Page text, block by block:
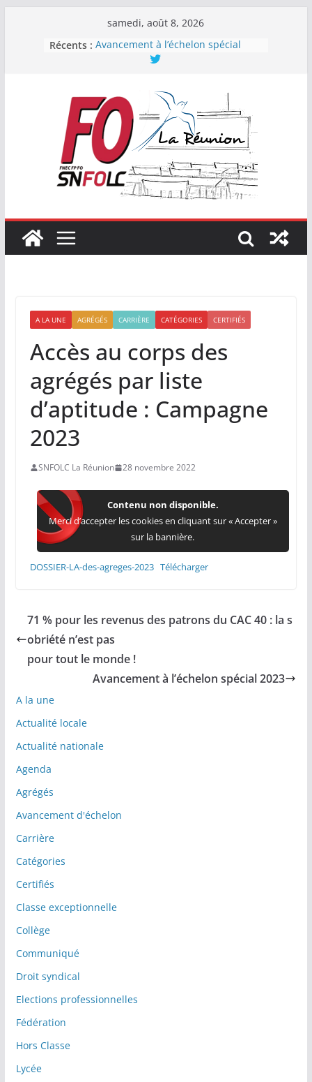
samedi, août 8, 2026
Récents : Avancement à l’échelon spécial
organisation syndicale de la
Fonction publique de l’État
En CAPN des professeurs, CPE et
PsyEN, la FNEC FP-FO se renforce !
Élections professionnelles 2022 :
FO encore en progression !
A LA UNE AGRÉGÉS CARRIÈRE CATÉGORIES CERTIFIÉS
Accès au corps des
agrégés par liste
d’aptitude : Campagne
2023
SNFOLC La Réunion 28 novembre 2022
Contenu non disponible.
Merci d’accepter les cookies en cliquant sur « Accepter »
sur la bannière.
DOSSIER-LA-des-agreges-2023 Télécharger
71 % pour les revenus des patrons du CAC 40 : la s
obriété n’est pas
pour tout le monde !
Avancement à l’échelon spécial 2023
A la une
Actualité locale
Actualité nationale
Agenda
Agrégés
Avancement d'échelon
Carrière
Catégories
Certifiés
Classe exceptionnelle
Collège
Communiqué
Droit syndical
Elections professionnelles
Fédération
Hors Classe
Lycée